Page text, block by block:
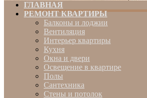
ГЛАВНАЯ
РЕМОНТ КВАРТИРЫ
Балконы и лоджии
Вентиляция
Интерьер квартиры
Кухня
Окна и двери
Освещение в квартире
Полы
Сантехника
Стены и потолок